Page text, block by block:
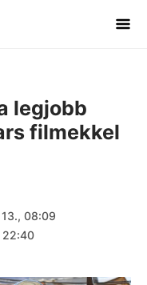
legjobb
filmekkel
13., 08:09
22:40